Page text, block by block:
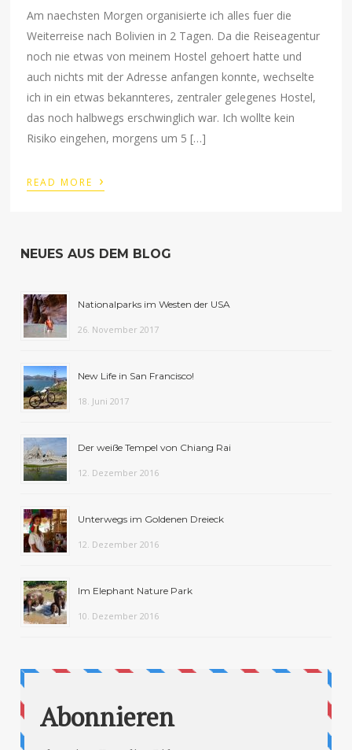
Am naechsten Morgen organisierte ich alles fuer die
Weiterreise nach Bolivien in 2 Tagen. Da die Reiseagentur
noch nie etwas von meinem Hostel gehoert hatte und
auch nichts mit der Adresse anfangen konnte, wechselte
ich in ein etwas bekannteres, zentraler gelegenes Hostel,
das noch halbwegs erschwinglich war. Ich wollte kein
Risiko eingehen, morgens um 5 […]
READ MORE ›
NEUES AUS DEM BLOG
Nationalparks im Westen der USA
26. November 2017
New Life in San Francisco!
18. Juni 2017
Der weiße Tempel von Chiang Rai
12. Dezember 2016
Unterwegs im Goldenen Dreieck
12. Dezember 2016
Im Elephant Nature Park
10. Dezember 2016